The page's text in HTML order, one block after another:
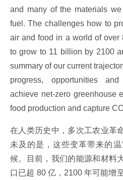
and many of the materials
fuel. The challenges how to
air and food in a world of
to grow to 11 billion by 2100
summary of our current
progress, opportunities
achieve net-zero greenhouse
food production and capture
在人类历史中，多次工农业革
未及的是，这些变革带来的
候。目前，我们的能源和材料
口已超 80 亿，2100 年可能增